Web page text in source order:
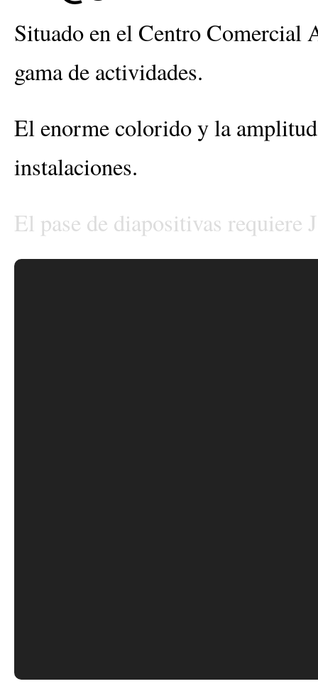
Situado en el Centro Comercial
gama de actividades.
El enorme colorido y la
instalaciones.
El pase de diapositivas requiere